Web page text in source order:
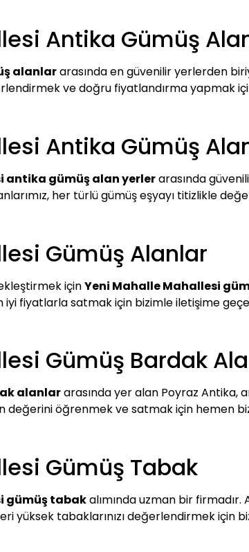
Antika Gümüş
alanlararasında en güvenilir yerlerden
ve doğru fiyatlandırma yapmak
Antika Gümüş
antika gümüş alan yerlerarasında
her türlü gümüş eşyayı titizlikle
Gümüş Alanlar
içinYeni Mahalle Mahallesi
iyi fiyatlarla satmak için bizimle iletişime
Gümüş Bardak
alanlararasında yer alan Poyraz Antika,
değerini öğrenmek ve satmak için hemen
Gümüş Tabak
gümüş tabakalımında uzman bir
yüksek tabaklarınızı değerlendirmek için